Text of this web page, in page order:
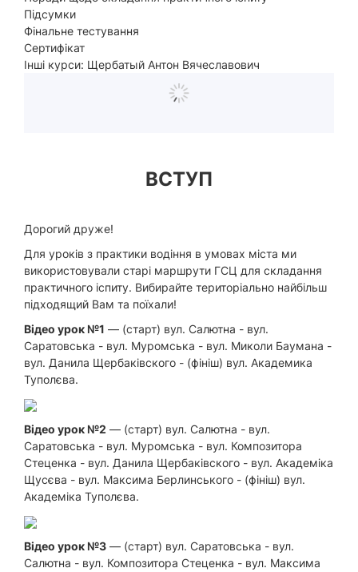
Підсумки
Фінальне тестування
Сертифікат
Інші курси: Щербатый Антон Вячеславович
ВСТУП
Дорогий друже!
Для уроків з практики водіння в умовах міста ми
використовували старі маршрути ГСЦ для складання
практичного іспиту. Вибирайте територіально найбільш
підходящий Вам та поїхали!
Відео урок №1 — (старт) вул. Салютна - вул.
Саратовська - вул. Муромська - вул. Миколи Баумана -
вул. Данила Щербаківского - (фініш) вул. Академика
Туполєва.
Відео урок №2 — (старт) вул. Салютна - вул.
Саратовська - вул. Муромська - вул. Композитора
Стеценка - вул. Данила Щербаківского - вул. Академіка
Щусєва - вул. Максима Берлинського - (фініш) вул.
Академіка Туполєва.
Відео урок №3 — (старт) вул. Саратовська - вул.
Салютна - вул. Композитора Стеценка - вул. Максима